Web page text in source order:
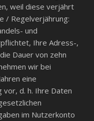
weil diese verjährt
/ Regelverjährung:
und
Ihre Adress-,
Dauer von zehn
wir bei
eine
vor, d. h. Ihre Daten
im Nutzerkonto